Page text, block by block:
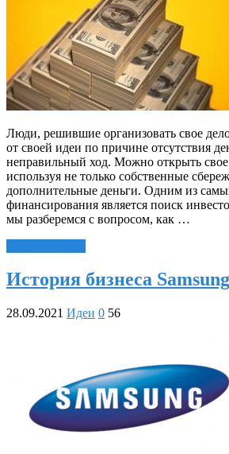
Люди, решившие организовать свое
от своей идеи по причине отсутствия
неправильный ход. Можно открыть свое
используя не только собственные
дополнительные деньги. Одним из
финансирования является поиск
мы разберемся с вопросом, как …
История бизнеса Samsung
28.09.2021 Идеи 0 56